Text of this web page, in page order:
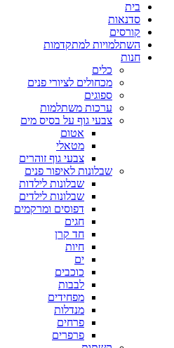
בית
סדנאות
קורסים
השתלמויות למתקדמות
חנות
כלים
מכחולים לציורי פנים
ספוגים
ערכות משתלמות
צבעי גוף על בסיס מים
אטום
מטאלי
צבעי גוף זוהרים
שבלונות לאיפור פנים
שבלונות לילדות
שבלונות לילדים
דפוסים ומרקמים
חגים
חד קרן
חיות
ים
כוכבים
לבבות
מפחידים
מנדלות
פרחים
פרפרים